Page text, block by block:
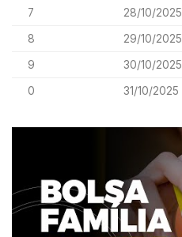
7 28/10/2025
8 29/10/2025
9 30/10/2025
0 31/10/2025